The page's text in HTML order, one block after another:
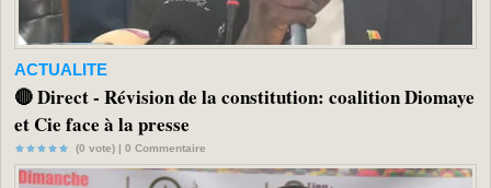
ACTUALITE
🔴 Direct - Révision de la constitution: coalition Diomaye
et Cie face à la presse
(0 vote) | 0 Commentaire